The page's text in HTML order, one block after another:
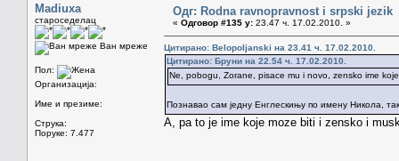
Madiuxa
староседелац
Ван мреже
Пол:
Организација:
Име и презиме:
Струка:
Поруке: 7.477
Одг: Rodna ravnopravnost i srpski jezik
« Одговор #135 у: 23.47 ч. 17.02.2010. »
Цитирано: Belopoljanski на 23.41 ч. 17.02.2010.
Цитирано: Бруни на 22.54 ч. 17.02.2010.
Ne, pobogu, Zorane, pisace mu i novo, zensko ime
Познавао сам једну Енглескињу по имену Никола,
A, pa to je ime koje moze biti i zensko i